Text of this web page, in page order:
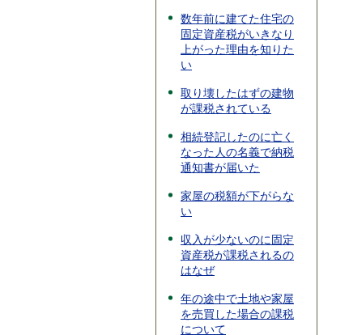
数年前に建てた住宅の
固定資産税がいきなり
上がった理由を知りた
い
取り壊したはずの建物
が課税されている
相続登記したのに亡く
なった人の名義で納税
通知書が届いた
家屋の税額が下がらな
い
収入が少ないのに固定
資産税が課税されるの
はなぜ
年の途中で土地や家屋
を売買した場合の課税
について